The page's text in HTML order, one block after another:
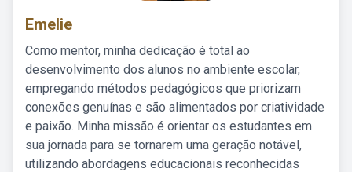
Emelie
Como mentor, minha dedicação é total ao
desenvolvimento dos alunos no ambiente escolar,
empregando métodos pedagógicos que priorizam
conexões genuínas e são alimentados por criatividade
e paixão. Minha missão é orientar os estudantes em
sua jornada para se tornarem uma geração notável,
utilizando abordagens educacionais reconhecidas